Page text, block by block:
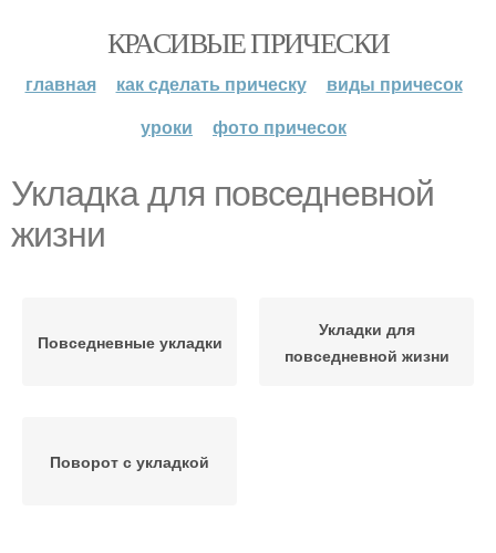
КРАСИВЫЕ ПРИЧЕСКИ
главная как сделать прическу
виды причесок
уроки
фото причесок
Укладка для повседневной
жизни
Повседневные укладки
Укладки для
повседневной жизни
Поворот с укладкой